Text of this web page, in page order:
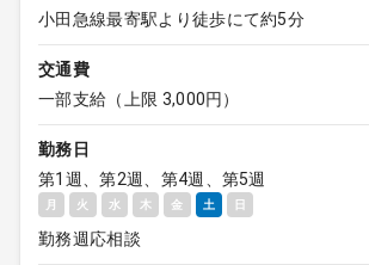
小田急線最寄駅より徒歩にて約5分
交通費
一部支給（上限 3,000円）
勤務日
第1週、第2週、第4週、第5週
月 火 水 木 金 土 日
勤務週応相談